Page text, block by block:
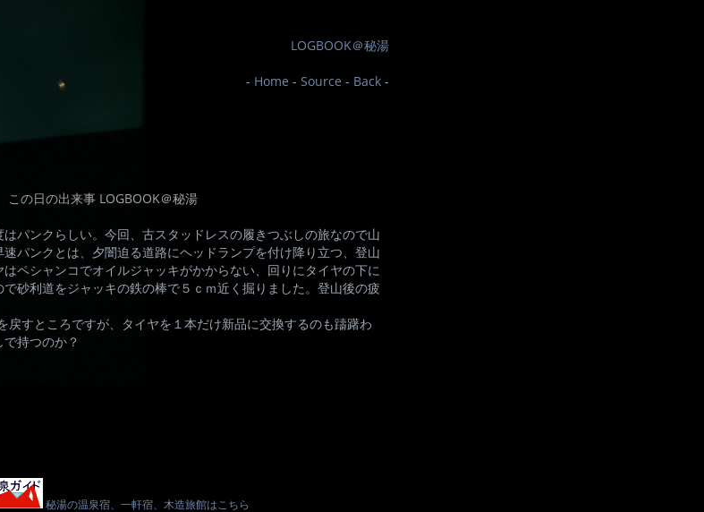
LOGBOOK＠秘湯
- Home - Source - Back -
この日の出来事 LOGBOOK＠秘湯
パンクらしい。今回、古スタッドレスの履きつぶしの旅なので山
パンクとは、夕闇迫る道路にヘッドランプを付け降り立つ、登山
ペシャンコでオイルジャッキがかからない、回りにタイヤの下に
砂利道をジャッキの鉄の棒で５ｃｍ近く掘りました。登山後の疲
戻すところですが、タイヤを１本だけ新品に交換するのも躊躇わ
持つのか？
秘湯の温泉宿、一軒宿、木造旅館はこちら